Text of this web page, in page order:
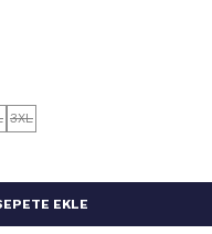
3XL
EKLE